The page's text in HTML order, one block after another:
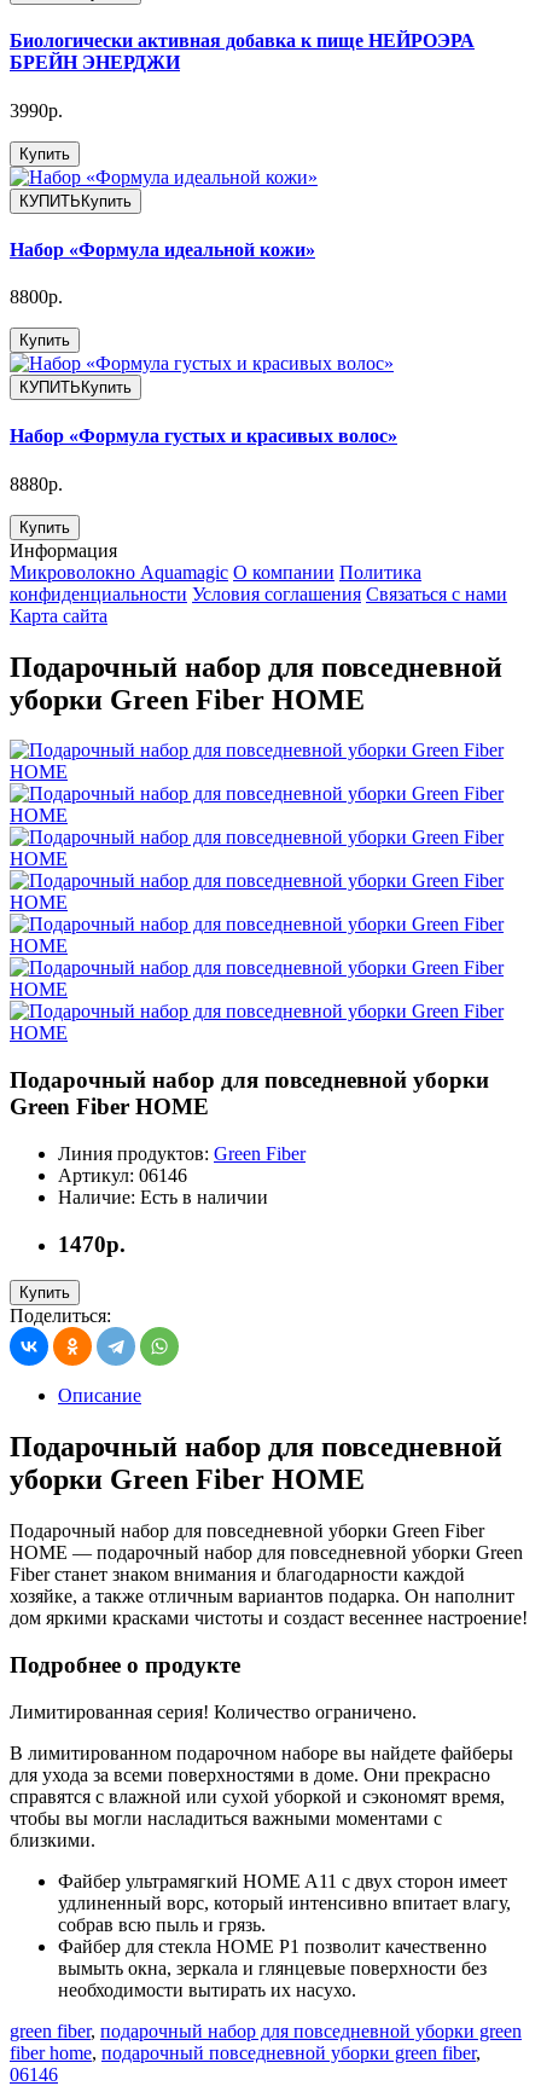
Биологически активная добавка к пище НЕЙРОЭРА
БРЕЙН ЭНЕРДЖИ
3990р.
Купить
КУПИТЬКупить
Набор «Формула идеальной кожи»
8800р.
Купить
КУПИТЬ Купить
Набор «Формула густых и красивых волос»
8880р.
Купить
Информация
Микроволокно Aquamagic О компании Политика
конфиденциальности Условия соглашения Связаться с нами
Карта сайта
Подарочный набор для повседневной
уборки Green Fiber HOME
Подарочный набор для повседневной уборки
Green Fiber HOME
Линия продуктов: Green Fiber
Артикул: 06146
Наличие: Есть в наличии
1470р.
Купить
Поделиться:
Описание
Подарочный набор для повседневной
уборки Green Fiber HOME
Подарочный набор для повседневной уборки Green Fiber
HOME — подарочный набор для повседневной уборки Green
Fiber станет знаком внимания и благодарности каждой
хозяйке, а также отличным вариантов подарка. Он наполнит
дом яркими красками чистоты и создаст весеннее настроение!
Подробнее о продукте
Лимитированная серия! Количество ограничено.
В лимитированном подарочном наборе вы найдете файберы
для ухода за всеми поверхностями в доме. Они прекрасно
справятся с влажной или сухой уборкой и сэкономят время,
чтобы вы могли насладиться важными моментами с
близкими.
Файбер ультрамягкий HOME A11 с двух сторон имеет
удлиненный ворс, который интенсивно впитает влагу,
собрав всю пыль и грязь.
Файбер для стекла HOME P1 позволит качественно
вымыть окна, зеркала и глянцевые поверхности без
необходимости вытирать их насухо.
green fiber, подарочный набор для повседневной уборки green
fiber home, подарочный повседневной уборки green fiber,
06146